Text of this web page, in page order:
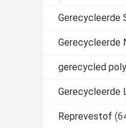
Gerecycleerde
Gerecycleerde
gerecycled
Gerecycleerde
Reprevestof